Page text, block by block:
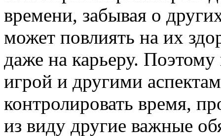
времени, забывая о
может повлиять на их
даже на карьеру.
игрой и другими
контролировать время,
из виду другие важные